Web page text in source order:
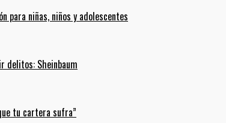
para niñas, niños y adolescentes
delitos: Sheinbaum
tu cartera sufra”